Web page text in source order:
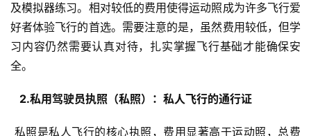
及模拟器练习。相对较低的费用使得运动照成为许多飞行爱
好者体验飞行的首选。需要注意的是，虽然费用较低，但学
习内容仍然需要认真对待，扎实掌握飞行基础才能确保安
全。
  2.私用驾驶员执照（私照）：私人飞行的通行证